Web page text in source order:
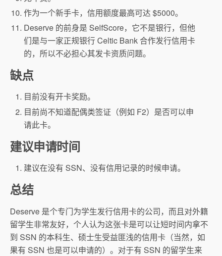
作为一个新手卡，信用额度最高可达 $5000。
Deserve 的前身是 SelfScore，它不是银行，但他
们是与一家正规银行 Celtic Bank 合作发行信用卡
的，所以不必担心其发卡资质问题。
缺点
目前没有开卡奖励。
目前尚不知道配偶类签证（例如 F2）是否可以申
请此卡。
建议申请时间
建议在没有 SSN、没有信用记录的时候申请。
总结
Deserve 是个专门为学生发行信用卡的公司，而且对外籍
留学生非常友好，个人认为这张卡是可以让短时间内拿不
到 SSN 的本科生、硕士生受益匪浅的信用卡（当然，如
果有 SSN 也是可以申请的）。对于有 SSN 的留学生来